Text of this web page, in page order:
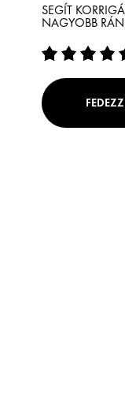
SEGÍT
NAGYOBB